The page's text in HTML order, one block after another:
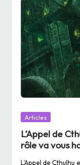
Posted
Articles
L’Appel de
rôle va vous
L’Appel de Cthulhu